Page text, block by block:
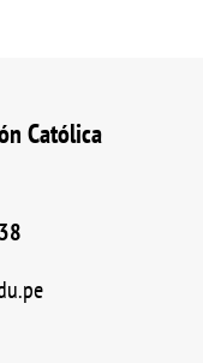
Católica